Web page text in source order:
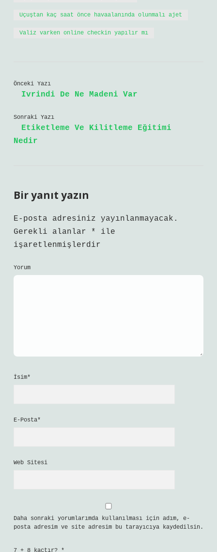
Uçuştan kaç saat önce havaalanında olunmalı ajet
Valiz varken online checkin yapılır mı
Önceki Yazı
Ivrindi De Ne Madeni Var
Sonraki Yazı
Etiketleme Ve Kilitleme Eğitimi
Nedir
Bir yanıt yazın
E-posta adresiniz yayınlanmayacak.
Gerekli alanlar
*
ile
işaretlenmişlerdir
Yorum
İsim*
E-Posta*
Web Sitesi
Daha sonraki yorumlarımda kullanılması için adım, e-
posta adresim ve site adresim bu tarayıcıya kaydedilsin.
7 + 8 kaçtır? *